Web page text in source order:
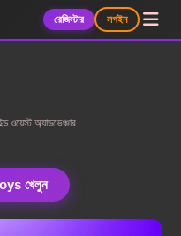
রেজিস্টার লগইন
ওয়েস্ট অ্যাডভেঞ্চার
খেলুন